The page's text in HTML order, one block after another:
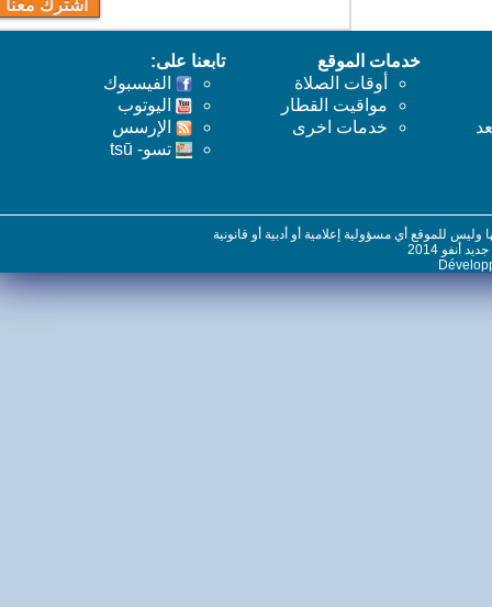
خدمات الموقع
أوقات الصلاة
مواقيت القطار
خدمات اخرى
تابعنا على:
الفيسبوك
اليوتوب
اﻹرسس
تسو- tsū
للموقع أي مسؤولية إعلامية أو أدبية أو قانونية
2014